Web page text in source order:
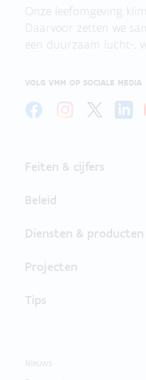
Onze leefomgeving
Daarvoor zetten we
een duurzaam lucht-,
VOLG VMM OP SOCIALE MEDIA
Feiten & cijfers
Beleid
Diensten & producten
Projecten
Tips
Nieuws